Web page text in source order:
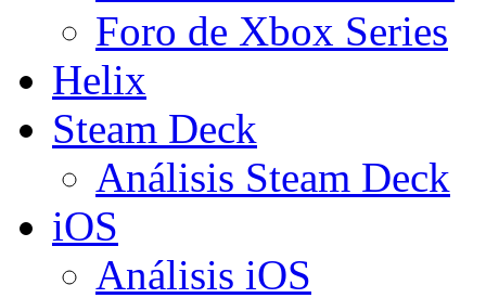
Foro de Xbox Series
Helix
Steam Deck
Análisis Steam Deck
iOS
Análisis iOS